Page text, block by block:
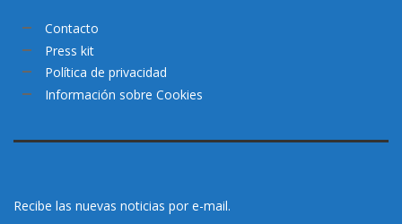
Contacto
Press kit
Política de privacidad
Información sobre Cookies
Recibe las nuevas noticias por e-mail.